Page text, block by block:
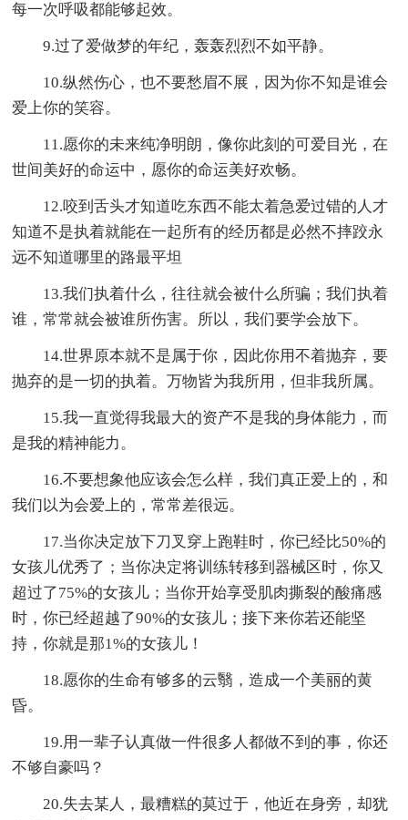
每一次呼吸都能够起效。
9.过了爱做梦的年纪，轰轰烈烈不如平静。
10.纵然伤心，也不要愁眉不展，因为你不知是谁会
爱上你的笑容。
11.愿你的未来纯净明朗，像你此刻的可爱目光，在
世间美好的命运中，愿你的命运美好欢畅。
12.咬到舌头才知道吃东西不能太着急爱过错的人才
知道不是执着就能在一起所有的经历都是必然不摔跤永
远不知道哪里的路最平坦
13.我们执着什么，往往就会被什么所骗；我们执着
谁，常常就会被谁所伤害。所以，我们要学会放下。
14.世界原本就不是属于你，因此你用不着抛弃，要
抛弃的是一切的执着。万物皆为我所用，但非我所属。
15.我一直觉得我最大的资产不是我的身体能力，而
是我的精神能力。
16.不要想象他应该会怎么样，我们真正爱上的，和
我们以为会爱上的，常常差很远。
17.当你决定放下刀叉穿上跑鞋时，你已经比50%的
女孩儿优秀了；当你决定将训练转移到器械区时，你又
超过了75%的女孩儿；当你开始享受肌肉撕裂的酸痛感
时，你已经超越了90%的女孩儿；接下来你若还能坚
持，你就是那1%的女孩儿！
18.愿你的生命有够多的云翳，造成一个美丽的黄
昏。
19.用一辈子认真做一件很多人都做不到的事，你还
不够自豪吗？
20.失去某人，最糟糕的莫过于，他近在身旁，却犹